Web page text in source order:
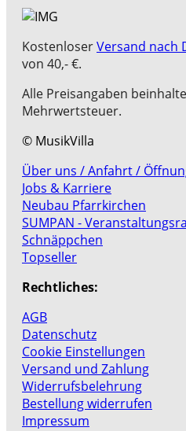
KostenloserVersand nach
von 40,- €.
Alle Preisangaben
Mehrwertsteuer.
© MusikVilla
Über uns / Anfahrt /
Jobs & Karriere
Neubau Pfarrkirchen
SUMPAN -
Schnäppchen
Topseller
Rechtliches:
AGB
Datenschutz
Cookie Einstellungen
Versand und Zahlung
Widerrufsbelehrung
Bestellung widerrufen
Impressum